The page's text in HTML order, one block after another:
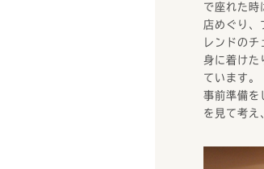
で座れた時
店めぐり、
レンドの
身に着けた
ています。
事前準備を
を見て考え